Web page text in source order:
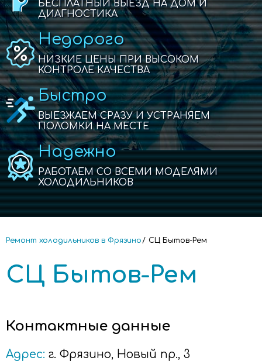
БЕСПЛАТНЫЙ ВЫЕЗД НА ДОМ И
ДИАГНОСТИКА
Недорого
НИЗКИЕ ЦЕНЫ ПРИ ВЫСОКОМ
КОНТРОЛЕ КАЧЕСТВА
Быстро
ВЫЕЗЖАЕМ СРАЗУ И УСТРАНЯЕМ
ПОЛОМКИ НА МЕСТЕ
Надежно
РАБОТАЕМ СО ВСЕМИ МОДЕЛЯМИ
ХОЛОДИЛЬНИКОВ
Ремонт холодильников в Фрязино СЦ Бытов-Рем
СЦ Бытов-Рем
Контактные данные
Адрес: г.Фрязино, Новый пр., 3